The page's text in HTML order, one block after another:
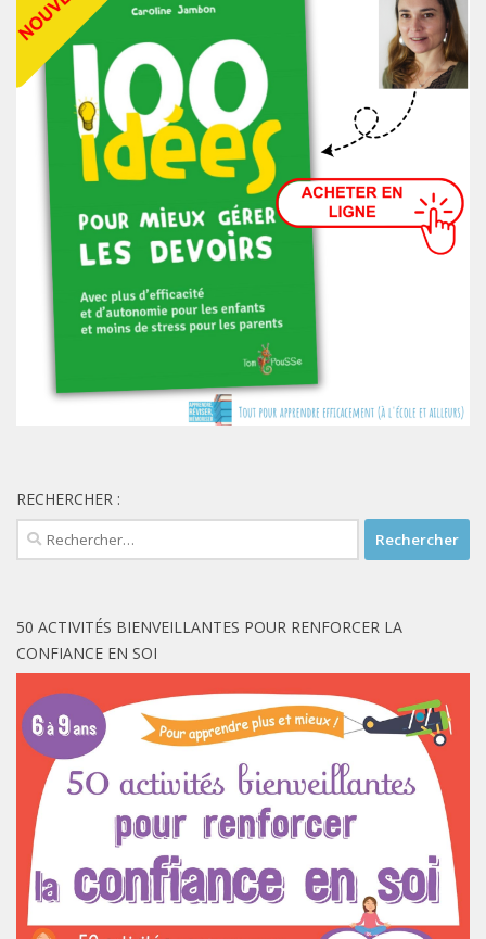
RECHERCHER :
Rechercher :
50 ACTIVITÉS BIENVEILLANTES POUR RENFORCER LA
CONFIANCE EN SOI